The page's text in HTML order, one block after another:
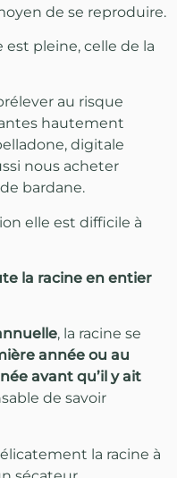
de se reproduire.
est pleine, celle de la
au risque
hautement
digitale
nous acheter
bardane.
elle est difficile à
la racine en entier
, la racine se
année ou au
avant qu’il y ait
de savoir
la racine à